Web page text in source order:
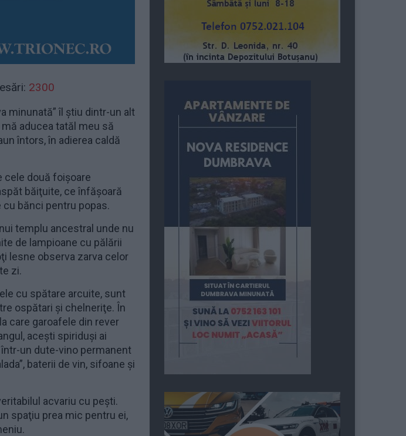
2300
minunată” îl ştiu dintr-un alt
aducea tatăl meu să
întors, în adierea caldă
cele două foişoare
băiţuite, ce înfăşoară
bănci pentru popas.
templu ancestral unde nu
de lampioane cu pălării
lesne observa zarva celor
zi.
cu spătare arcuite, sunt
ospătari şi chelneriţe. În
care garoafele din rever
aceşti spiriduşi ai
un dute-vino permanent
baterii de vin, sifoane şi
acvariu cu peşti.
spaţiu prea mic pentru ei,